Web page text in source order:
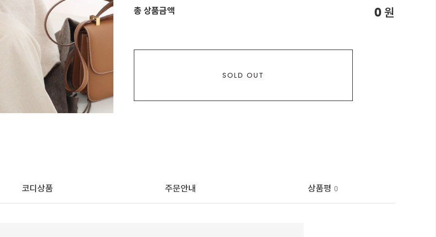
총 상품금액 0원
SOLD OUT
코디상품 주문안내 상품평 0